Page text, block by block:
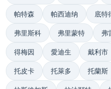
帕特森 帕西迪纳 底特
弗里斯科 弗里蒙特 弗
得梅因 愛迪生 戴利市
托皮卡 托萊多 托蘭斯